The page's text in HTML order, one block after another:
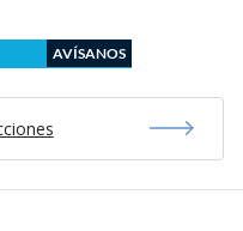
AVÍSANOS